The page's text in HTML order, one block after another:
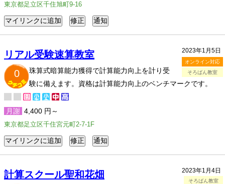
東京都足立区千住旭町9-16
2023年1月5日
オンライン対応
そろばん教室
リアル受験速算教室
0
珠算式暗算能力獲得で計算能力向上を計り受
験に備えます。資格は計算能力向上のベンチマークです。
月謝 4,400 円～
東京都足立区千住宮元町2-7-1F
2023年1月4日
そろばん教室
計算スクール聖和花畑